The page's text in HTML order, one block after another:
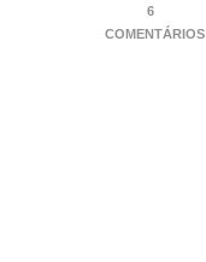
6
COMENTÁRIOS